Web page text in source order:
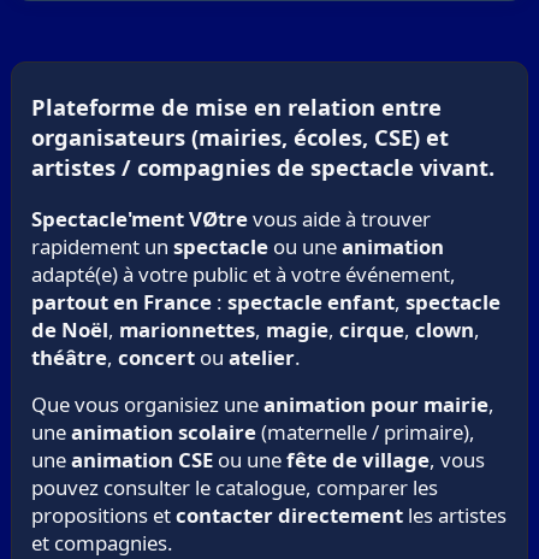
Plateforme de mise en relation entre
organisateurs (mairies, écoles, CSE) et
artistes / compagnies de spectacle vivant.
Spectacle'ment VØtrevous aide à trouver
rapidement un spectacleou uneanimation
adapté(e) à votre public et à votre événement,
partout en France: spectacle enfant, spectacle
de Noël, marionnettes, magie, cirque, clown,
théâtre, concertou atelier.
Que vous organisiez uneanimation pour mairie,
uneanimation scolaire(maternelle / primaire),
uneanimation CSEou unefête de village, vous
pouvez consulter le catalogue, comparer les
propositions etcontacter directementles artistes
et compagnies.